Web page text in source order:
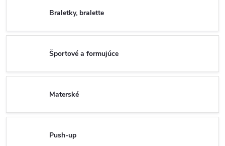
Braletky, bralette
Športové a formujúce
Materské
Push-up